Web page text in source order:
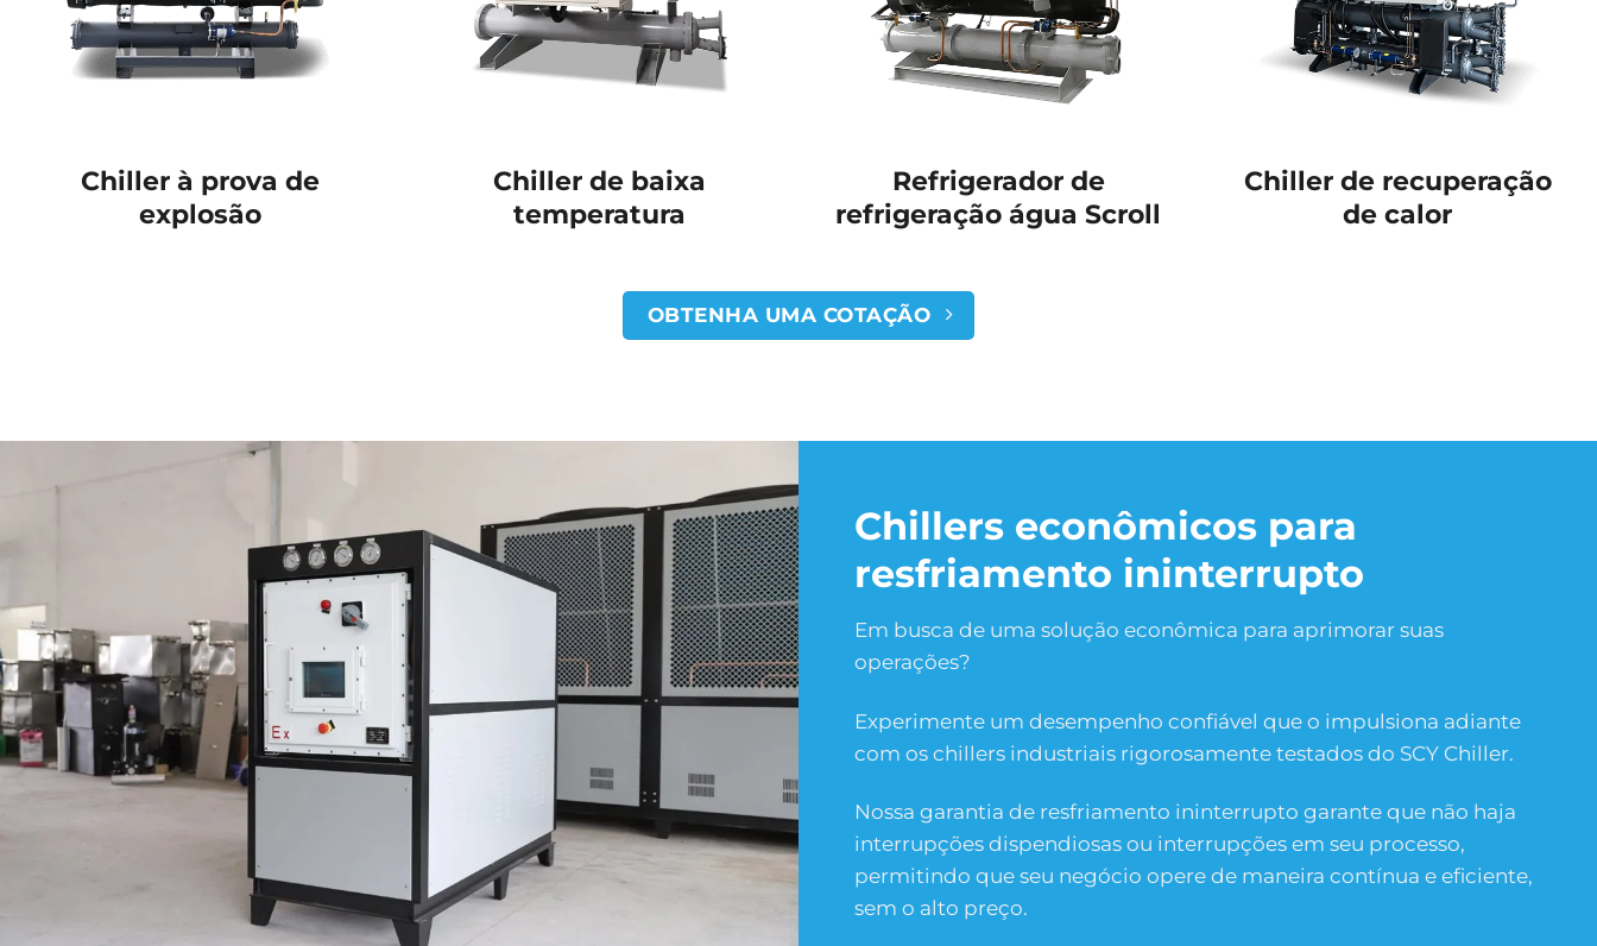
Chiller à prova de
explosão
Chiller de baixa
temperatura
Refrigerador de
refrigeração água Scroll
Chiller de recuperação
de calor
OBTENHA UMA COTAÇÃO
Chillers econômicos para
resfriamento ininterrupto
Em busca de uma solução econômica para aprimorar suas
operações?
Experimente um desempenho confiável que o impulsiona adiante
com os chillers industriais rigorosamente testados do SCY Chiller.
Nossa garantia de resfriamento ininterrupto garante que não haja
interrupções dispendiosas ou interrupções em seu processo,
permitindo que seu negócio opere de maneira contínua e eficiente,
sem o alto preço.